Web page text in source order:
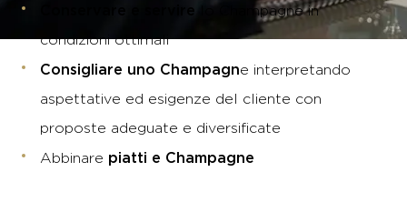
Conservare e servire lo Champagne in
condizioni ottimali
Consigliare uno Champagne interpretando
aspettative ed esigenze del cliente con
proposte adeguate e diversificate
Abbinare piatti e Champagne